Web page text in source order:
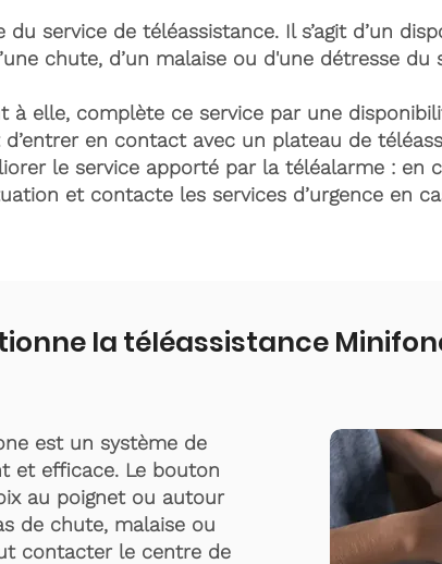
service de téléassistance. Il s’agit d’un
chute, d’un malaise ou d'une détresse du
à elle, complète ce service par une
en contact avec un plateau de
le service apporté par la téléalarme : en
et contacte les services d’urgence en
la téléassistance Minifone
est un système de
et efficace. Le bouton
au poignet ou autour
de chute, malaise ou
contacter le centre de